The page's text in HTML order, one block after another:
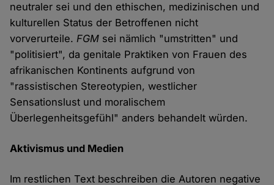
neutraler sei und den ethischen, medizinischen und
kulturellen Status der Betroffenen nicht
vorverurteile.FGM sei nämlich "umstritten" und
"politisiert", da genitale Praktiken von Frauen des
afrikanischen Kontinents aufgrund von
"rassistischen Stereotypien, westlicher
Sensationslust und moralischem
Überlegenheitsgefühl" anders behandelt würden.
Aktivismus und Medien
Im restlichen Text beschreiben die Autoren negative